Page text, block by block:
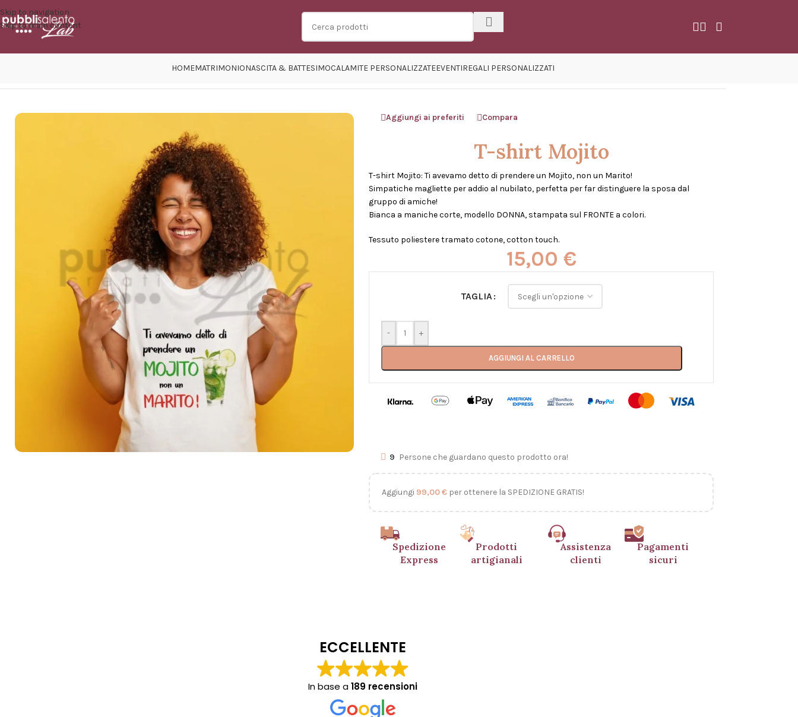
Skip to navigation
Skip to main content
HOMEMATRIMONIONASCITA & BATTESIMOCALAMITE PERSONALIZZATEEVENTIREGALI PERSONALIZZATI
Aggiungi ai preferiti Compara
T-shirt Mojito
T-shirt Mojito: Ti avevamo detto di prendere un Mojito, non un Marito!
Simpatiche magliette per addio al nubilato, perfetta per far distinguere la sposa dal
gruppo di amiche!
Bianca a maniche corte, modello DONNA, stampata sul FRONTE a colori.
Tessuto poliestere tramato cotone, cotton touch.
15,00 €
TAGLIA
- +
AGGIUNGI AL CARRELLO
9 Persone che guardano questo prodotto ora!
Aggiungi 99,00€ per ottenere la SPEDIZIONE GRATIS!
Spedizione
Express
Prodotti
artigianali
Assistenza
clienti
Pagamenti
sicuri
ECCELLENTE
In base a189 recensioni